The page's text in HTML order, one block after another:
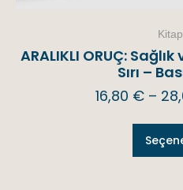
ARALIKLI ORUÇ:
Sırı –
16,80 € –